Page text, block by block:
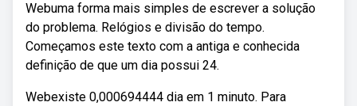
Webuma forma mais simples de escrever a solução
do problema. Relógios e divisão do tempo.
Começamos este texto com a antiga e conhecida
definição de que um dia possui 24.
Webexiste 0,000694444 dia em 1 minuto. Para